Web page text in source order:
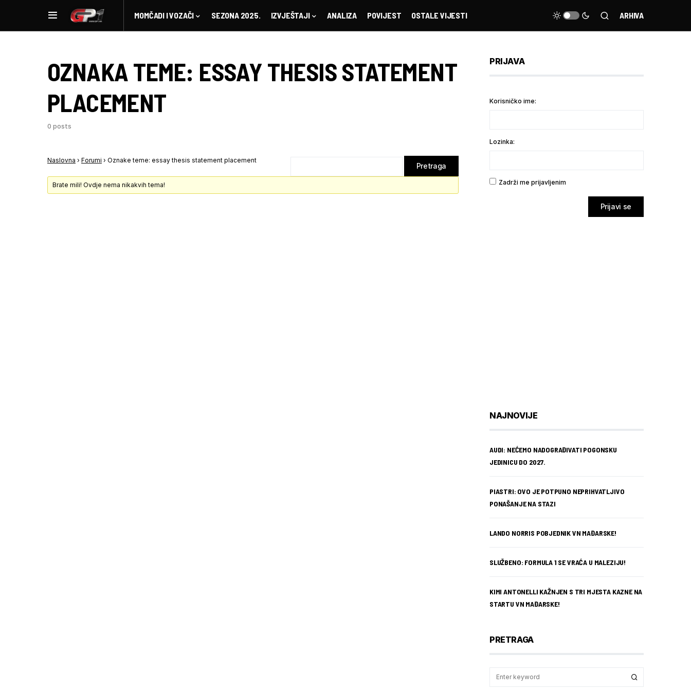
MOMČADI I VOZAČI SEZONA 2025. IZVJEŠTAJI ANALIZA POVIJEST OSTALE VIJESTI ARHIVA
OZNAKA TEME: ESSAY THESIS STATEMENT
PLACEMENT
0 posts
Naslovna › Forumi › Oznake teme: essay thesis statement placement
Brate mili! Ovdje nema nikakvih tema!
PRIJAVA
Korisničko ime:
Lozinka:
Zadrži me prijavljenim
Prijavi se
NAJNOVIJE
AUDI: NEĆEMO NADOGRAĐIVATI POGONSKU
JEDINICU DO 2027.
PIASTRI: OVO JE POTPUNO NEPRIHVATLJIVO
PONAŠANJE NA STAZI
LANDO NORRIS POBJEDNIK VN MAĐARSKE!
SLUŽBENO: FORMULA 1 SE VRAĆA U MALEZIJU!
KIMI ANTONELLI KAŽNJEN S TRI MJESTA KAZNE NA
STARTU VN MAĐARSKE!
PRETRAGA